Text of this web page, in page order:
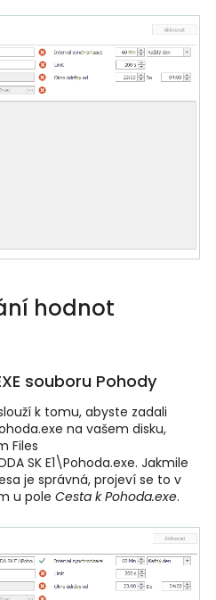
hodnot
souboru Pohody
k tomu, abyste zadali
na vašem disku,
Files
SK E1\Pohoda.exe. Jakmile
je správná, projeví se to v
u pole Cesta k Pohoda.exe.